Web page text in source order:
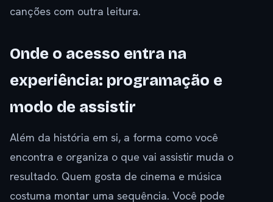
canções com outra leitura.
Onde o acesso entra na
experiência: programação e
modo de assistir
Além da história em si, a forma como você
encontra e organiza o que vai assistir muda o
resultado. Quem gosta de cinema e música
costuma montar uma sequência. Você pode